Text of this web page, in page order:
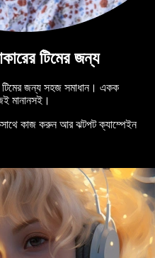
টিমের জন্য
জন্য সহজ সমাধান। একক
মানানসই।
কাজ করুন আর ঝটপট ক্যাম্পেইন